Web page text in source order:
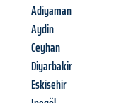
Adiyaman
Aydin
Ceyhan
Diyarbakir
Eskisehir